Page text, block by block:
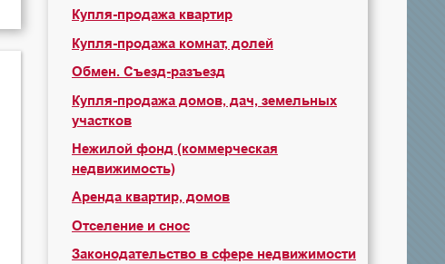
Купля-продажа квартир
Купля-продажа комнат, долей
Обмен. Съезд-разъезд
Купля-продажа домов, дач, земельных
участков
Нежилой фонд (коммерческая
недвижимость)
Аренда квартир, домов
Отселение и снос
Законодательство в сфере недвижимости